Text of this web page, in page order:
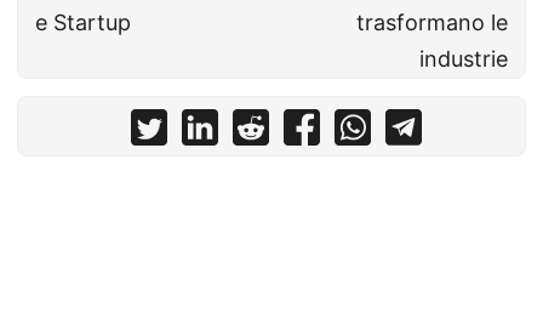
e Startup
trasformano le
industrie